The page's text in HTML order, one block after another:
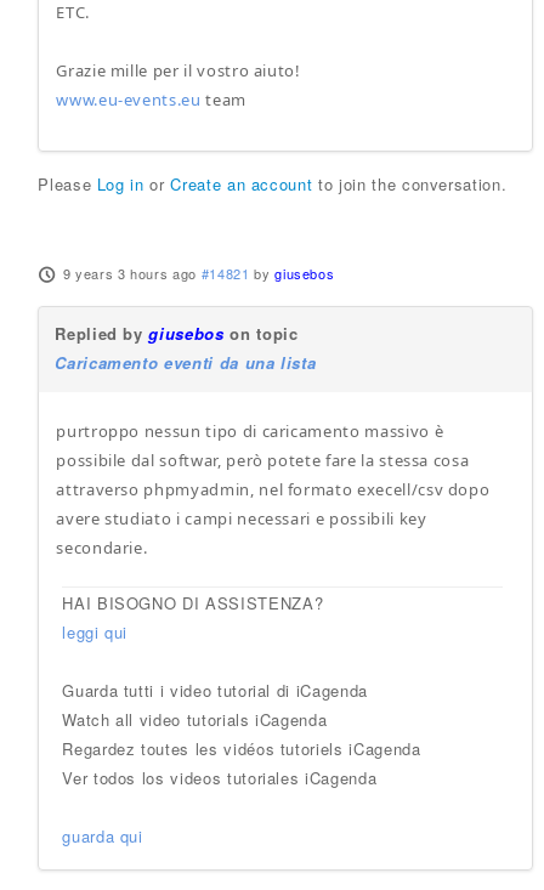
ETC.
Grazie mille per il vostro aiuto!
www.eu-events.eu team
Please Log in orCreate an account to join the conversation.
9 years 3 hours ago #14821 bygiusebos
Replied bygiusebos on topic
Caricamento eventi da una lista
purtroppo nessun tipo di caricamento massivo è
possibile dal softwar, però potete fare la stessa cosa
attraverso phpmyadmin, nel formato execell/csv dopo
avere studiato i campi necessari e possibili key
secondarie.
HAI BISOGNO DI ASSISTENZA?
leggi qui
Guarda tutti i video tutorial di iCagenda
Watch all video tutorials iCagenda
Regardez toutes les vidéos tutoriels iCagenda
Ver todos los videos tutoriales iCagenda
guarda qui